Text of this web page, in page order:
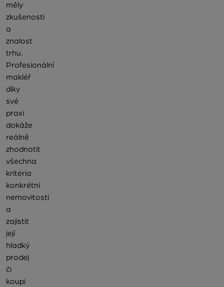
měly
zkušenosti
a
znalost
trhu.
Profesionální
makléř
díky
své
praxi
dokáže
reálně
zhodnotit
všechna
kritéria
konkrétní
nemovitosti
a
zajistit
její
hladký
prodej
či
koupi